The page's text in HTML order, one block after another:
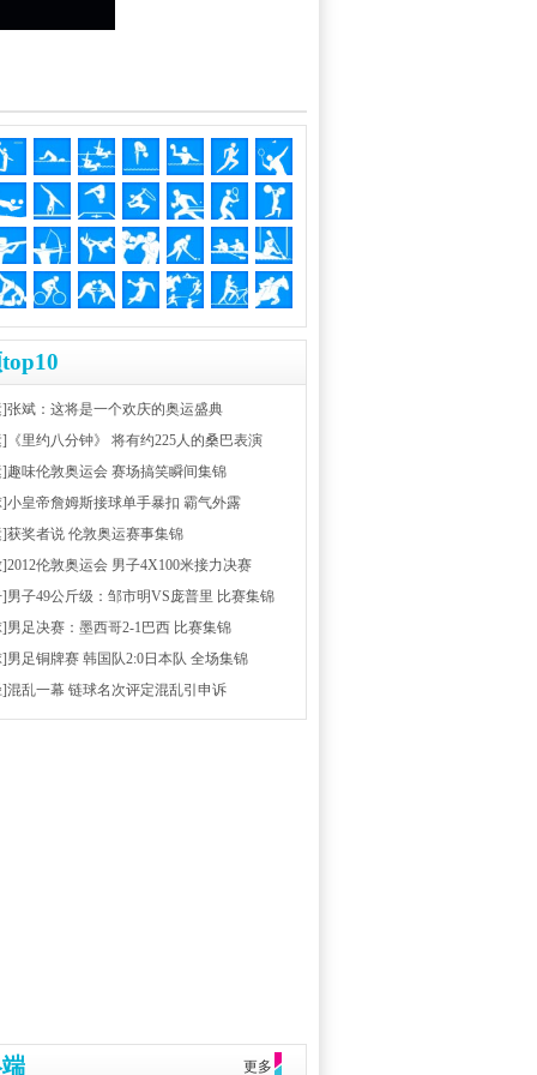
张斌：这将是一个欢庆的奥运盛典
《里约八分钟》 将有约225人的桑巴表演
趣味伦敦奥运会 赛场搞笑瞬间集锦
小皇帝詹姆斯接球单手暴扣 霸气外露
获奖者说 伦敦奥运赛事集锦
伦敦奥运会 男子4X100米接力决赛
男子49公斤级：邹市明VS庞普里 比赛集锦
男足决赛：墨西哥2-1巴西 比赛集锦
男足铜牌赛 韩国队2:0日本队 全场集锦
混乱一幕 链球名次评定混乱引申诉
更多